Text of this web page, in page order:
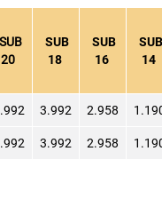
SUB
20
SUB
18
SUB
16
SUB
14
3.992 2.958
3.992 2.958